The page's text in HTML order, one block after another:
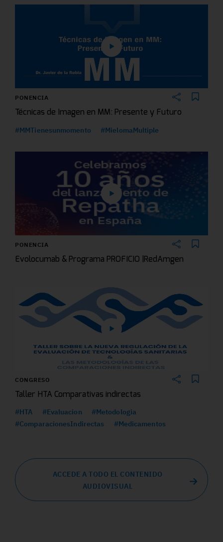
PONENCIA
Técnicas de Imagen en MM: Presente y Futuro
#MMTienesunmomento #MielomaMultiple
PONENCIA
Evolocumab & Programa PROFICIO |RedAmgen
CONGRESO
Taller HTA Comparativas indirectas
#HTA #Evaluacion
#Metodologia
#ComparacionesIndirectas
#Medicamentos
ACCEDE A TODO EL CONTENIDO
AUDIOVISUAL